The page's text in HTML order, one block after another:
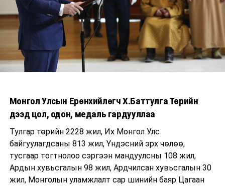
Монгол Улсын Ерөнхийлөгч Х.Баттулга Төрийн
дээд цол, одон, медаль гардууллаа
Тулгар төрийн 2228 жил, Их Монгол Улс
байгуулагдсаны 813 жил, Үндэсний эрх чөлөө,
тусгаар тогтнолоо сэргээн мандуулсны 108 жил,
Ардын хувьсгалын 98 жил, Ардчилсан хувьсгалын 30
жил, Монголын уламжлалт сар шинийн баяр Цагаан